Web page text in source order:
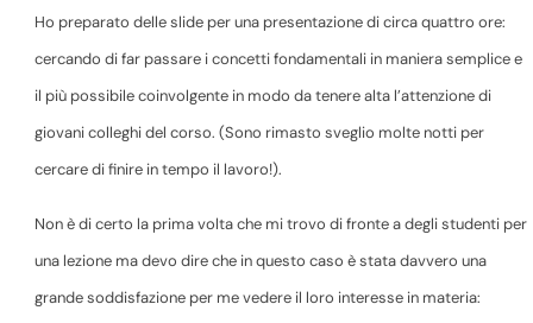
Ho preparato delle slide per una presentazione di circa quattro ore:
cercando di far passare i concetti fondamentali in maniera semplice e
il più possibile coinvolgente in modo da tenere alta l’attenzione di
giovani colleghi del corso. (Sono rimasto sveglio molte notti per
cercare di finire in tempo il lavoro!).
Non è di certo la prima volta che mi trovo di fronte a degli studenti per
una lezione ma devo dire che in questo caso è stata davvero una
grande soddisfazione per me vedere il loro interesse in materia: